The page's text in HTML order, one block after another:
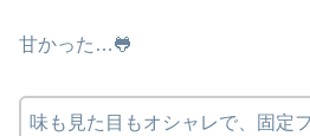
甘かった…🐸
味も見た目もオシャレで、固定